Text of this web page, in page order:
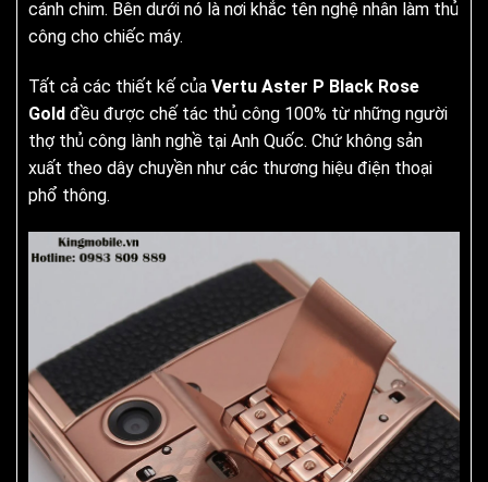
cánh chim. Bên dưới nó là nơi khắc tên nghệ nhân làm thủ
công cho chiếc máy.
Tất cả các thiết kế của Vertu Aster P Black Rose
Gold đều được chế tác thủ công 100% từ những người
thợ thủ công lành nghề tại Anh Quốc. Chứ không sản
xuất theo dây chuyền như các thương hiệu điện thoại
phổ thông.